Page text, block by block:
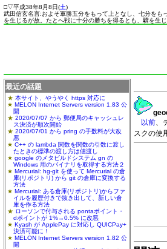
□▽平成38年8月8日(土)
武田信玄名言:およそ軍勝五分をもって上となし、七分を
を生じるが故。たとへ戦に十分の勝ちを得るとも、驕を生
以前、
スクの使
最近の話題
本サイト、やうやく https 対応に
MELON Internet Servers version 1.83 公
開
2020/07/07 から 郵便局のキャッシュレ
ス決済が順次開始
2020/07/01 から pring の手数料が大改
悪
C++ の lambda 関数を関数の引数に渡し
たときの標準の渡し方は値渡し
google のメタビルドシステム gn の
Windows 用のバイナリを取得する方法２
Mercurial: hg-git を使って Mercurial の倉
庫(リポジトリ) から git の倉庫に変換する
方法
Mercurial: ある倉庫(リポジトリ)からファ
イルを履歴付きで抜き出して、新しい倉
庫を作る方法
ローソンで付与される pontaポイント・
dポイントが 1%→0.5% に改悪
Kyash が ApplePay に対応し QUICPay+
決済可能に！
MELON Internet Servers version 1.82 公
開